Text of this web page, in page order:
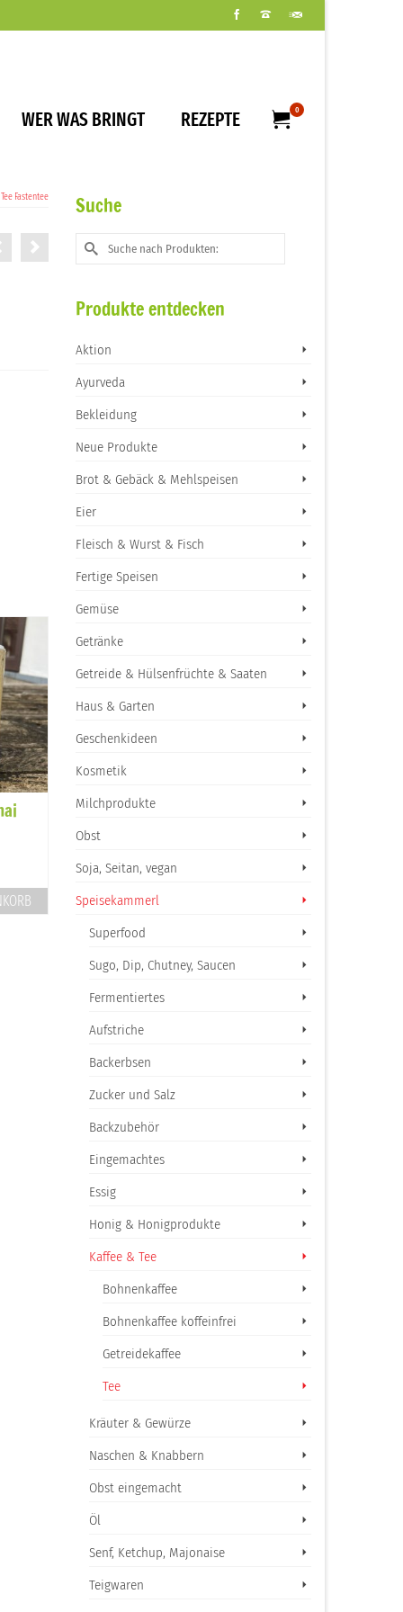
WER WAS BRINGT REZEPTE 0
Tee Fastentee
Tee Marion Donovan
IN DEN WARENKORB
Wohlfühltee
Preis nach Abwaage
87,80
inkl. 10 % MwSt.
Suche
Suche
nach:
Produkte entdecken
Aktion
Ayurveda
Bekleidung
Neue Produkte
Brot & Gebäck & Mehlspeisen
Eier
Fleisch & Wurst & Fisch
Fertige Speisen
Gemüse
Getränke
Getreide & Hülsenfrüchte & Saaten
Haus & Garten
Geschenkideen
Kosmetik
Milchprodukte
Obst
Soja, Seitan, vegan
Speisekammerl
Superfood
Sugo, Dip, Chutney, Saucen
Fermentiertes
Aufstriche
Backerbsen
Zucker und Salz
Backzubehör
Eingemachtes
Essig
Honig & Honigprodukte
Kaffee & Tee
Bohnenkaffee
Bohnenkaffee koffeinfrei
Getreidekaffee
Tee
Kräuter & Gewürze
Naschen & Knabbern
Obst eingemacht
Öl
Senf, Ketchup, Majonaise
Teigwaren